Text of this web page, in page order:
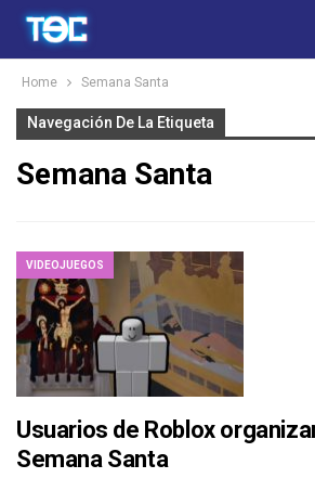
Home Semana Santa
Navegación De La Etiqueta
Semana Santa
VIDEOJUEGOS
Usuarios de Roblox
Semana Santa